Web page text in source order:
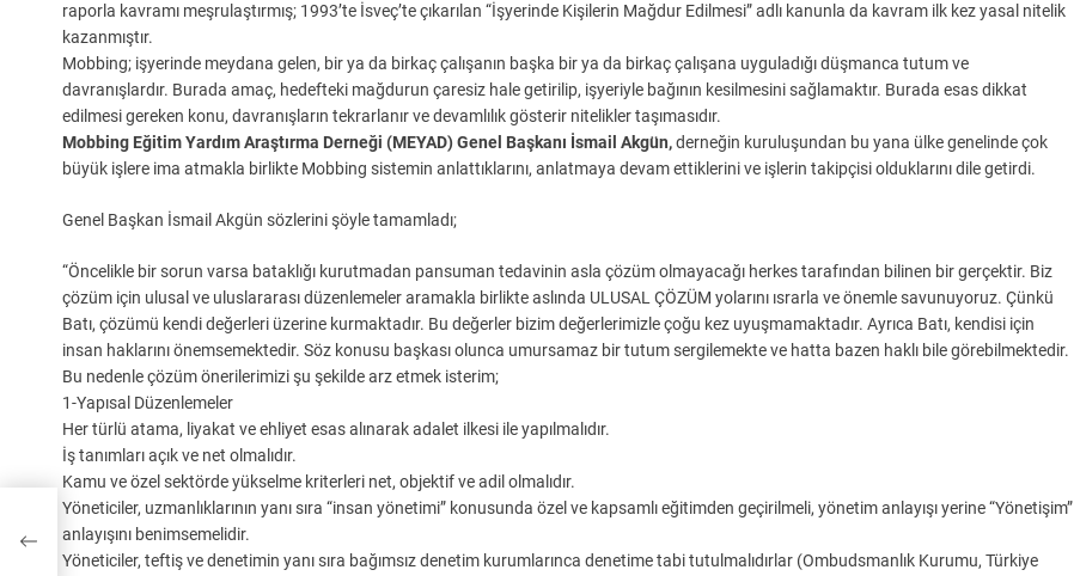
raporla kavramı meşrulaştırmış; 1993’te İsveç’te çıkarılan “İşyerinde Kişilerin Mağdur Edilmesi” adlı kanunla da kavram ilk kez yasal nitelik
kazanmıştır.
Mobbing; işyerinde meydana gelen, bir ya da birkaç çalışanın başka bir ya da birkaç çalışana uyguladığı düşmanca tutum ve
davranışlardır. Burada amaç, hedefteki mağdurun çaresiz hale getirilip, işyeriyle bağının kesilmesini sağlamaktır. Burada esas dikkat
edilmesi gereken konu, davranışların tekrarlanır ve devamlılık gösterir nitelikler taşımasıdır.
Mobbing Eğitim Yardım Araştırma Derneği (MEYAD) Genel Başkanı İsmail Akgün,derneğin kuruluşundan bu yana ülke genelinde çok
büyük işlere ima atmakla birlikte Mobbing sistemin anlattıklarını, anlatmaya devam ettiklerini ve işlerin takipçisi olduklarını dile getirdi.
Genel Başkan İsmail Akgün sözlerini şöyle tamamladı;
“Öncelikle bir sorun varsa bataklığı kurutmadan pansuman tedavinin asla çözüm olmayacağı herkes tarafından bilinen bir gerçektir. Biz
çözüm için ulusal ve uluslararası düzenlemeler aramakla birlikte aslında ULUSAL ÇÖZÜM yolarını ısrarla ve önemle savunuyoruz. Çünkü
Batı, çözümü kendi değerleri üzerine kurmaktadır. Bu değerler bizim değerlerimizle çoğu kez uyuşmamaktadır. Ayrıca Batı, kendisi için
insan haklarını önemsemektedir. Söz konusu başkası olunca umursamaz bir tutum sergilemekte ve hatta bazen haklı bile görebilmektedir.
Bu nedenle çözüm önerilerimizi şu şekilde arz etmek isterim;
1-Yapısal Düzenlemeler
Her türlü atama, liyakat ve ehliyet esas alınarak adalet ilkesi ile yapılmalıdır.
İş tanımları açık ve net olmalıdır.
Kamu ve özel sektörde yükselme kriterleri net, objektif ve adil olmalıdır.
Yöneticiler, uzmanlıklarının yanı sıra “insan yönetimi” konusunda özel ve kapsamlı eğitimden geçirilmeli, yönetim anlayışı yerine “Yönetişim”
anlayışını benimsemelidir.
Yöneticiler, teftiş ve denetimin yanı sıra bağımsız denetim kurumlarınca denetime tabi tutulmalıdırlar (Ombudsmanlık Kurumu, Türkiye